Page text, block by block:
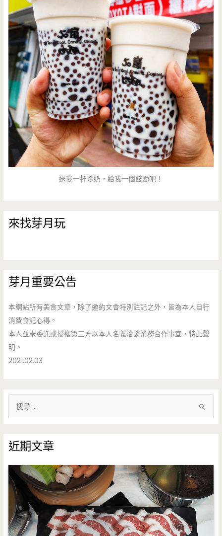
送我一杯珍奶，給我一個鼓勵吧！
來找芽月玩
芽月重要公告
本網站所有美食文章，除了邀約文會特別註記之外，皆為本人自行
消費食記心得。
本人並未委託或授權第三方以本人名義洽談業務合作事宜，特此聲
明。
2021.02.03
鍵
字
:
近期文章